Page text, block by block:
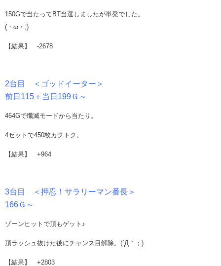
150Gで当たってBT当選しましたが単発でした。
(・ω・;)
【結果】 -2678
2台目 ＜ゴッドイーター＞
前日115＋当日199Ｇ～
464Gで殲滅モードから当たり。
4セットで450枚カクトク。
【結果】 +964
3台目 ＜押忍！サラリーマン番長＞
166Ｇ～
ゾーンヒットで頂もゲット♪
頂ラッシュ抜けた後にチャンス目解除。(´Д｀；)
【結果】 +2803